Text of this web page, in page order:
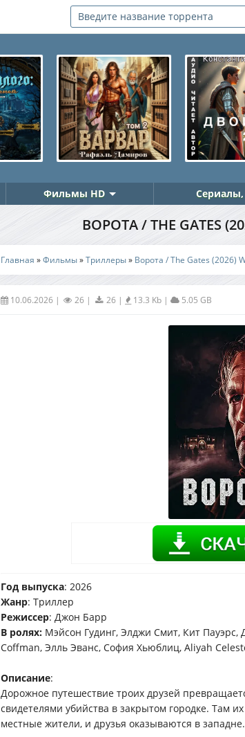
Фильмы HD Сериалы,
ВОРОТА / THE GATES
Главная »Фильмы»Триллеры» Ворота / The Gates (2026)
10.06.2026 | 26 | 26| 13.3 Kb| 5.05 GB
Год выпуска: 2026
Жанр: Триллер
Режиссер: Джон Барр
В ролях: Мэйсон Гудинг, Элджи Смит, Кит
Coffman, Элль Эванс, София Хьюблиц, Aliyah
Описание:
Дорожное путешествие троих друзей
свидетелями убийства в закрытом городке. Там
местные жители, и друзья оказываются в западне.